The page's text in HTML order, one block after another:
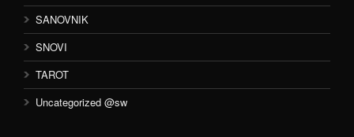
SANOVNIK
SNOVI
TAROT
Uncategorized @sw